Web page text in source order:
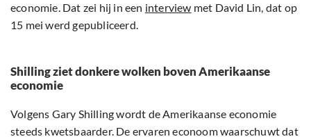
economie. Dat zei hij in een interview met David Lin, dat op
15 mei werd gepubliceerd.
Shilling ziet donkere wolken boven Amerikaanse
economie
Volgens Gary Shilling wordt de Amerikaanse economie
steeds kwetsbaarder. De ervaren econoom waarschuwt dat